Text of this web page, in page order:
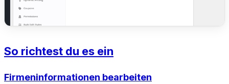
So richtest du es ein
Firmeninformationen bearbeiten